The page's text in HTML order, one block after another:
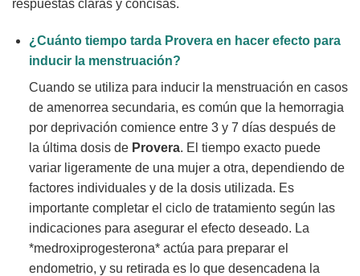
respuestas claras y concisas.
¿Cuánto tiempo tarda Proveraen hacer efecto para
inducir la menstruación?
Cuando se utiliza para inducir la menstruación en casos
de amenorrea secundaria, es común que la hemorragia
por deprivación comience entre 3 y 7 días después de
la última dosis de Provera. El tiempo exacto puede
variar ligeramente de una mujer a otra, dependiendo de
factores individuales y de la dosis utilizada. Es
importante completar el ciclo de tratamiento según las
indicaciones para asegurar el efecto deseado. La
*medroxiprogesterona* actúa para preparar el
endometrio, y su retirada es lo que desencadena la